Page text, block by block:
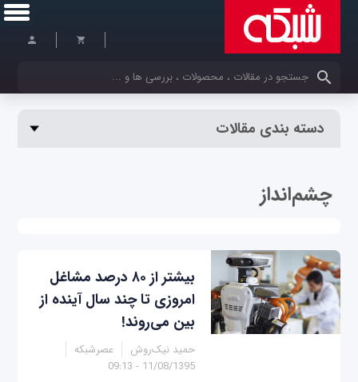
کلمات کلیدی خود را وارد کنید
دسته بندی مقالات
چشم‌انداز
بیشتر از ۸۰ درصد مشاغل
امروزی تا چند سال آینده از
بین می‌روند!
حمید نیک‌روش
عصرشبکه
11/08/1395 - 09:13